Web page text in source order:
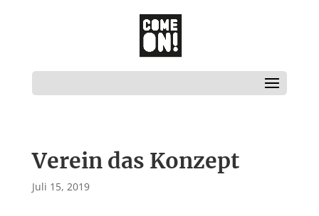
Verein das Konzept
Juli 15, 2019